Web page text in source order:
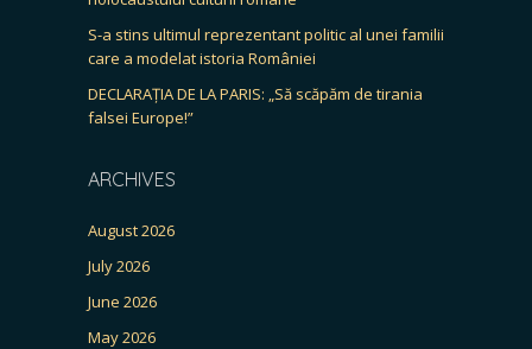
S-a stins ultimul reprezentant politic al unei familii
care a modelat istoria României
DECLARAȚIA DE LA PARIS: „Să scăpăm de tirania
falsei Europe!”
ARCHIVES
August 2026
July 2026
June 2026
May 2026